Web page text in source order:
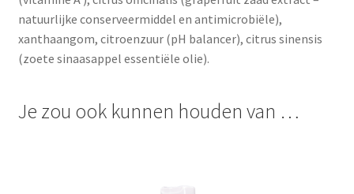
natuurlijke conserveermiddel en antimicrobiële),
xanthaangom, citroenzuur (pH balancer), citrus sinensis
(zoete sinaasappel essentiële olie).
Je zou ook kunnen houden van …